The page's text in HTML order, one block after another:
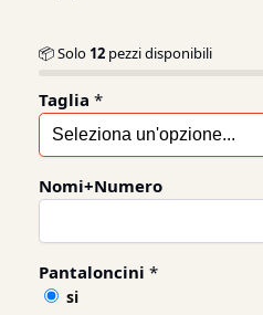
📦 Solo 12 pezzi disponibili
Taglia *
Nomi+Numero
Pantaloncini *
si